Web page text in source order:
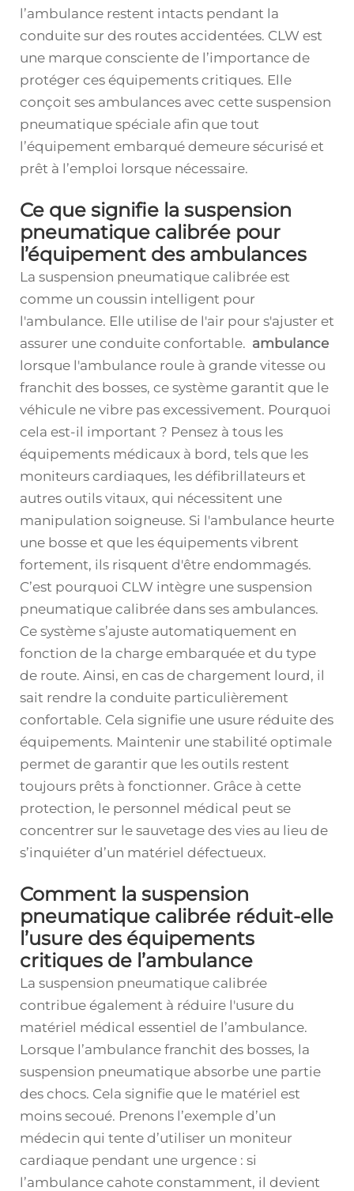
l’ambulance restent intacts pendant la
conduite sur des routes accidentées. CLW est
une marque consciente de l’importance de
protéger ces équipements critiques. Elle
conçoit ses ambulances avec cette suspension
pneumatique spéciale afin que tout
l’équipement embarqué demeure sécurisé et
prêt à l’emploi lorsque nécessaire.
Ce que signifie la suspension
pneumatique calibrée pour
l’équipement des ambulances
La suspension pneumatique calibrée est
comme un coussin intelligent pour
l'ambulance. Elle utilise de l'air pour s'ajuster et
assurer une conduite confortable. ambulance
lorsque l'ambulance roule à grande vitesse ou
franchit des bosses, ce système garantit que le
véhicule ne vibre pas excessivement. Pourquoi
cela est-il important ? Pensez à tous les
équipements médicaux à bord, tels que les
moniteurs cardiaques, les défibrillateurs et
autres outils vitaux, qui nécessitent une
manipulation soigneuse. Si l'ambulance heurte
une bosse et que les équipements vibrent
fortement, ils risquent d'être endommagés.
C’est pourquoi CLW intègre une suspension
pneumatique calibrée dans ses ambulances.
Ce système s’ajuste automatiquement en
fonction de la charge embarquée et du type
de route. Ainsi, en cas de chargement lourd, il
sait rendre la conduite particulièrement
confortable. Cela signifie une usure réduite des
équipements. Maintenir une stabilité optimale
permet de garantir que les outils restent
toujours prêts à fonctionner. Grâce à cette
protection, le personnel médical peut se
concentrer sur le sauvetage des vies au lieu de
s’inquiéter d’un matériel défectueux.
Comment la suspension
pneumatique calibrée réduit-elle
l’usure des équipements
critiques de l’ambulance
La suspension pneumatique calibrée
contribue également à réduire l'usure du
matériel médical essentiel de l’ambulance.
Lorsque l’ambulance franchit des bosses, la
suspension pneumatique absorbe une partie
des chocs. Cela signifie que le matériel est
moins secoué. Prenons l’exemple d’un
médecin qui tente d’utiliser un moniteur
cardiaque pendant une urgence : si
l’ambulance cahote constamment, il devient